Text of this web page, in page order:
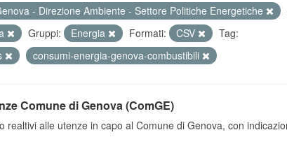
- Direzione Ambiente - Settore Politiche Energetiche
Gruppi: Energia Formati: CSV
Tag:
consumi-energia-genova-combustibili
Comune di Genova (ComGE)
realtivi alle utenze in capo al Comune di Genova, con